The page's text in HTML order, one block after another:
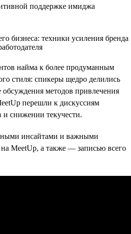
поддержке имиджа
найма к более продуманным
стиля: спикеры щедро делились
методов привлечения
перешли к дискуссиям
и снижении текучести.
инсайтами и важными
MeetUp, а также — записью всего